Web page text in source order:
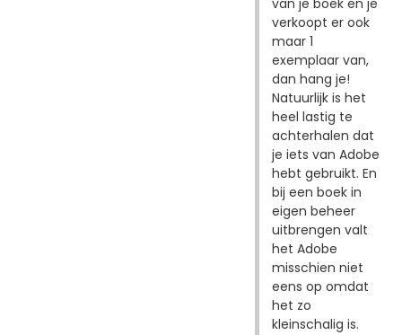
van je boek en je
verkoopt er ook
maar 1
exemplaar van,
dan hang je!
Natuurlijk is het
heel lastig te
achterhalen dat
je iets van Adobe
hebt gebruikt. En
bij een boek in
eigen beheer
uitbrengen valt
het Adobe
misschien niet
eens op omdat
het zo
kleinschalig is.